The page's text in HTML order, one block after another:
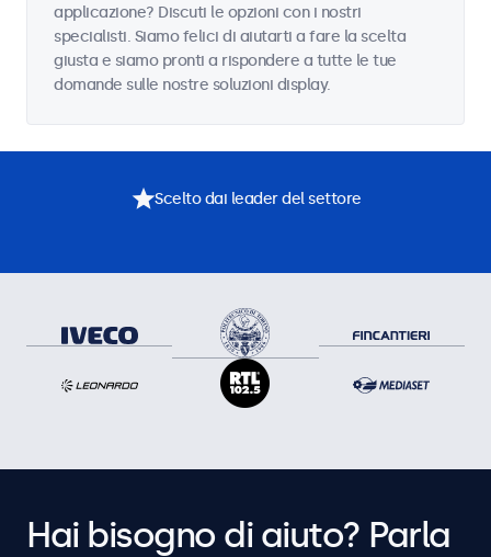
applicazione? Discuti le opzioni con i nostri
specialisti. Siamo felici di aiutarti a fare la scelta
giusta e siamo pronti a rispondere a tutte le tue
domande sulle nostre soluzioni display.
Scelto dai leader del settore
Hai bisogno di aiuto? Parla